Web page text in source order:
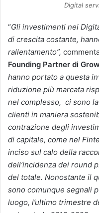
Digital
“Gli investimenti nei
di crescita costante,
rallentamento”,
Founding Partner di
hanno portato a questa
riduzione più marcata
nel complesso, ci sono
clienti in maniera
contrazione degli
di capitale, come nel
inciso sul calo della
dell’incidenza dei round
del totale. Nonostante il
sono comunque segnali
luogo, l’ultimo trimestre